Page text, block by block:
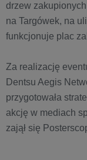
drzew
na Targówek, na
funkcjonuje plac
Za realizację
Dentsu Aegis
przygotowała
akcję w mediach
zajął się